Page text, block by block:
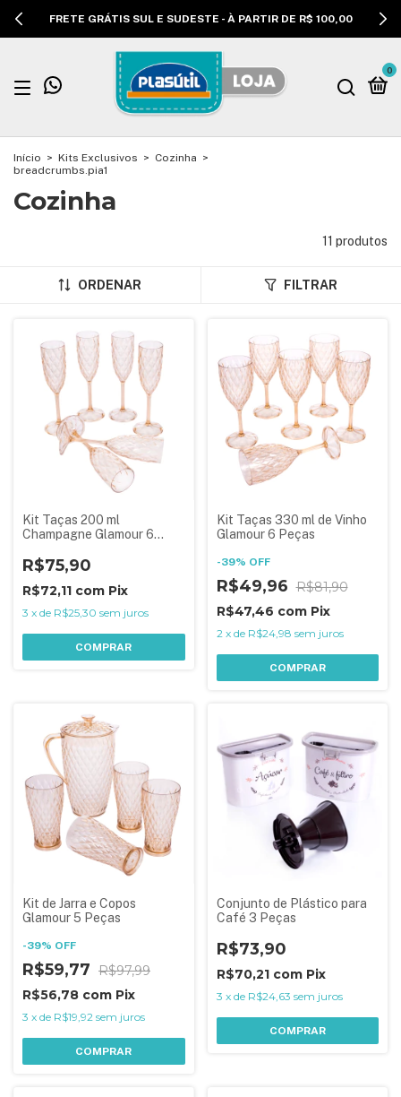
FRETE GRÁTIS SUL E SUDESTE - À PARTIR DE R$ 100,00
0
Início > Kits Exclusivos > Cozinha >
breadcrumbs.pia1
Cozinha
11 produtos
ORDENAR FILTRAR
Kit Taças 200 ml
Champagne Glamour 6
R$75,90
R$72,11 com Pix
3 x de R$25,30 sem juros
COMPRAR
Kit Taças 330 ml de Vinho
Glamour 6 Peças
-39% OFF
R$49,96 R$81,90
R$47,46 com Pix
2 x de R$24,98 sem juros
COMPRAR
Kit de Jarra e Copos
Glamour 5 Peças
-39% OFF
R$59,77 R$97,99
R$56,78 com Pix
3 x de R$19,92 sem juros
COMPRAR
Conjunto de Plástico para
Café 3 Peças
R$73,90
R$70,21 com Pix
3 x de R$24,63 sem juros
COMPRAR